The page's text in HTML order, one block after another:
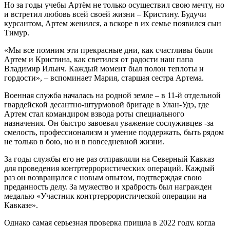
Но за годы учебы Артём не только осуществил свою мечту, но
и встретил любовь всей своей жизни – Кристину. Будучи
курсантом, Артем женился, а вскоре в их семье появился сын
Тимур.
«Мы все помним эти прекрасные дни, как счастливы были
Артем и Кристина, как светился от радости наш папа
Владимир Ильич. Каждый момент был полон теплоты и
гордости», – вспоминает Мария, старшая сестра Артема.
Военная служба началась на родной земле – в 11-й отдельной
гвардейской десантно-штурмовой бригаде в Улан-Удэ, где
Артем стал командиром взвода роты специального
назначения. Он быстро завоевал уважение сослуживцев -за
смелость, профессионализм и умение поддержать, быть рядом
не только в бою, но и в повседневной жизни.
За годы службы его не раз отправляли на Северный Кавказ
для проведения контртеррористических операций. Каждый
раз он возвращался с новым опытом, подтверждая свою
преданность делу. За мужество и храбрость был награжден
медалью «Участник контртеррористической операции на
Кавказе».
Однако самая серьезная проверка пришла в 2022 году, когда